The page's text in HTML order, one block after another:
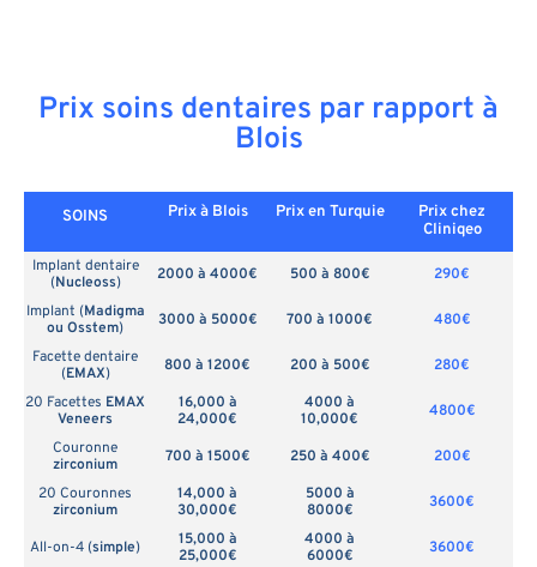
Prix soins dentaires par rapport à
Blois
SOINS Prix à Blois Prix en Turquie
Prix chez
Cliniqeo
Implant dentaire
(Nucleoss) 2000 à 4000€ 500 à 800€
290€
Implant (Madigma
ou Osstem) 3000 à 5000€ 700 à 1000€
480€
Facette dentaire
(EMAX) 800 à 1200€ 200 à 500€
280€
20 Facettes EMAX
Veneers
16,000 à
24,000€
4000 à
10,000€
4800€
Couronne
zirconium
700 à 1500€ 250 à 400€
200€
20 Couronnes
zirconium
14,000 à
30,000€
5000 à
8000€
3600€
All-on-4 (simple)
15,000 à
25,000€
4000 à
6000€
3600€